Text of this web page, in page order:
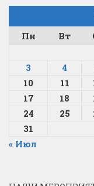
Пн
Вт
3
4
10
11
17
18
24
25
31
« Июл